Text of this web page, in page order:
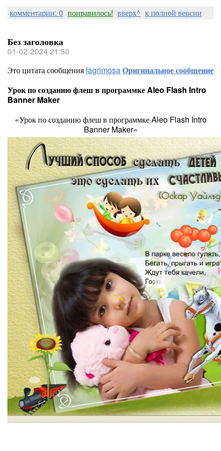
комментарии: 0 понравилось! вверх^ к полной версии
Без заголовка
01-02-2024 21:50
Это цитата сообщения lagrimosaОригинальное сообщение
Урок по созданию флеш в программке Aleo Flash Intro
Banner Maker
«Урок по созданию флеш в программке Aleo Flash Intro
Banner Maker»